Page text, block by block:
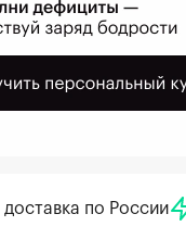
доставка по России